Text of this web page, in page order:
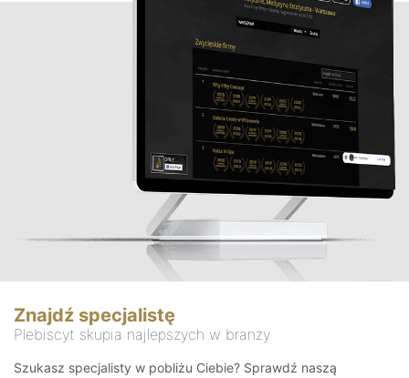
Znajdź specjalistę
Plebiscyt skupia najlepszych w branży
Szukasz specjalisty w pobliżu Ciebie? Sprawdź naszą